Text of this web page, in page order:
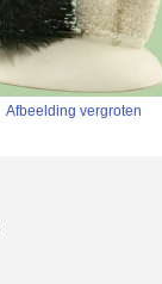
Afbeelding vergroten